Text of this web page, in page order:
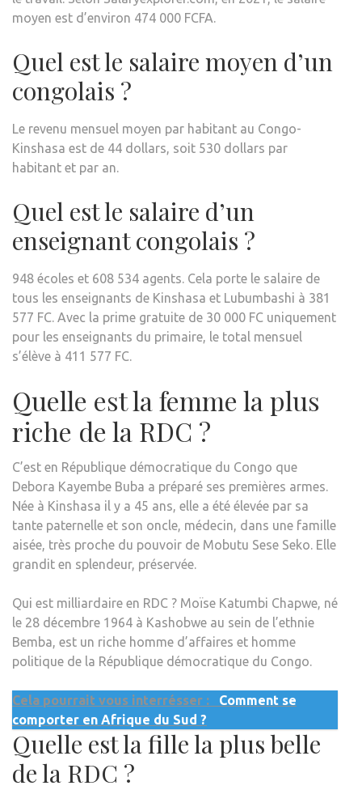
moyen est d’environ 474 000 FCFA.
Quel est le salaire moyen d’un
congolais ?
Le revenu mensuel moyen par habitant au Congo-
Kinshasa est de 44 dollars, soit 530 dollars par
habitant et par an.
Quel est le salaire d’un
enseignant congolais ?
948 écoles et 608 534 agents. Cela porte le salaire de
tous les enseignants de Kinshasa et Lubumbashi à 381
577 FC. Avec la prime gratuite de 30 000 FC uniquement
pour les enseignants du primaire, le total mensuel
s’élève à 411 577 FC.
Quelle est la femme la plus
riche de la RDC ?
C’est en République démocratique du Congo que
Debora Kayembe Buba a préparé ses premières armes.
Née à Kinshasa il y a 45 ans, elle a été élevée par sa
tante paternelle et son oncle, médecin, dans une famille
aisée, très proche du pouvoir de Mobutu Sese Seko. Elle
grandit en splendeur, préservée.
Qui est milliardaire en RDC ? Moïse Katumbi Chapwe, né
le 28 décembre 1964 à Kashobwe au sein de l’ethnie
Bemba, est un riche homme d’affaires et homme
politique de la République démocratique du Congo.
Cela pourrait vous interrésser :
Comment se
comporter en Afrique du Sud ?
Quelle est la fille la plus belle
de la RDC ?